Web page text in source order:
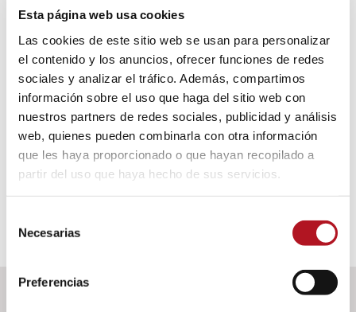
Esta página web usa cookies
Las cookies de este sitio web se usan para personalizar
el contenido y los anuncios, ofrecer funciones de redes
sociales y analizar el tráfico. Además, compartimos
información sobre el uso que haga del sitio web con
nuestros partners de redes sociales, publicidad y análisis
web, quienes pueden combinarla con otra información
que les haya proporcionado o que hayan recopilado a
partir del uso que haya hecho de sus servicios.
Necesarias
Preferencias
MOTORES SOPORTADOS
CENTRALITAS ELCOS COMPATIBLES
DATOS DE IDENTIFICACIÓN